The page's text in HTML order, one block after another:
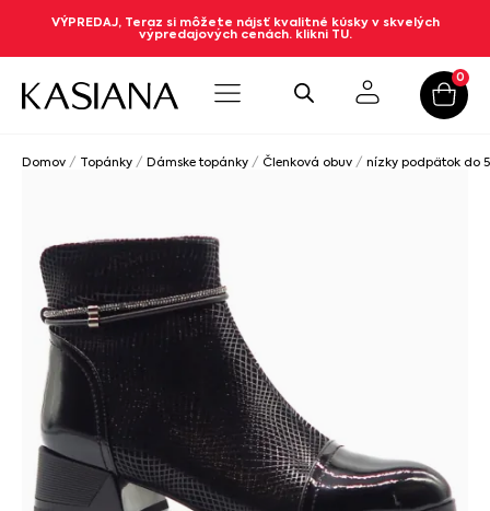
VÝPREDAJ, Teraz si môžete nájsť kvalitné kúsky v skvelých
výpredajových cenách. klikni TU.
0
Domov / Topánky / Dámske topánky / Členková obuv / nízky podpätok do